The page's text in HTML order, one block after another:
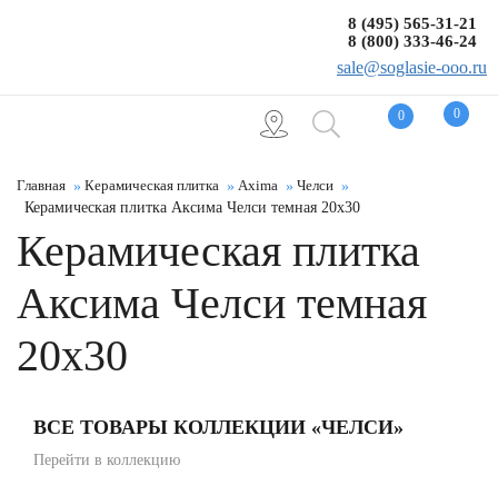
0 0
8 (495) 565-31-21
8 (800) 333-46-24
sale@soglasie-ooo.ru
Главная Керамическая плитка Axima
Челси
Керамическая плитка Аксима Челси темная 20x30
Керамическая плитка
Аксима Челси темная
20x30
ВСЕ ТОВАРЫ КОЛЛЕКЦИИ «ЧЕЛСИ»
Перейти в коллекцию